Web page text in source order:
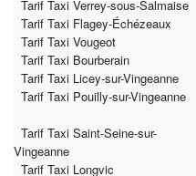
Tarif Taxi Verrey-sous-Salmaise
Tarif Taxi Flagey-Échézeaux
Tarif Taxi Vougeot
Tarif Taxi Bourberain
Tarif Taxi Licey-sur-Vingeanne
Tarif Taxi Pouilly-sur-Vingeanne
Tarif Taxi Saint-Seine-sur-
Vingeanne
Tarif Taxi Longvic